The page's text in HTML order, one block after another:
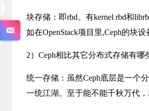
块存储：即rbd。有kernel rbd和
如在OpenStack项目里,Ceph的块
2）Ceph相比其它分布式存储有哪
统一存储：虽然Ceph底层是一个
一统江湖。至于能不能千秋万代，